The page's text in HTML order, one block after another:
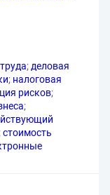
; деловая
; налоговая
рисков;
;
;стоимость